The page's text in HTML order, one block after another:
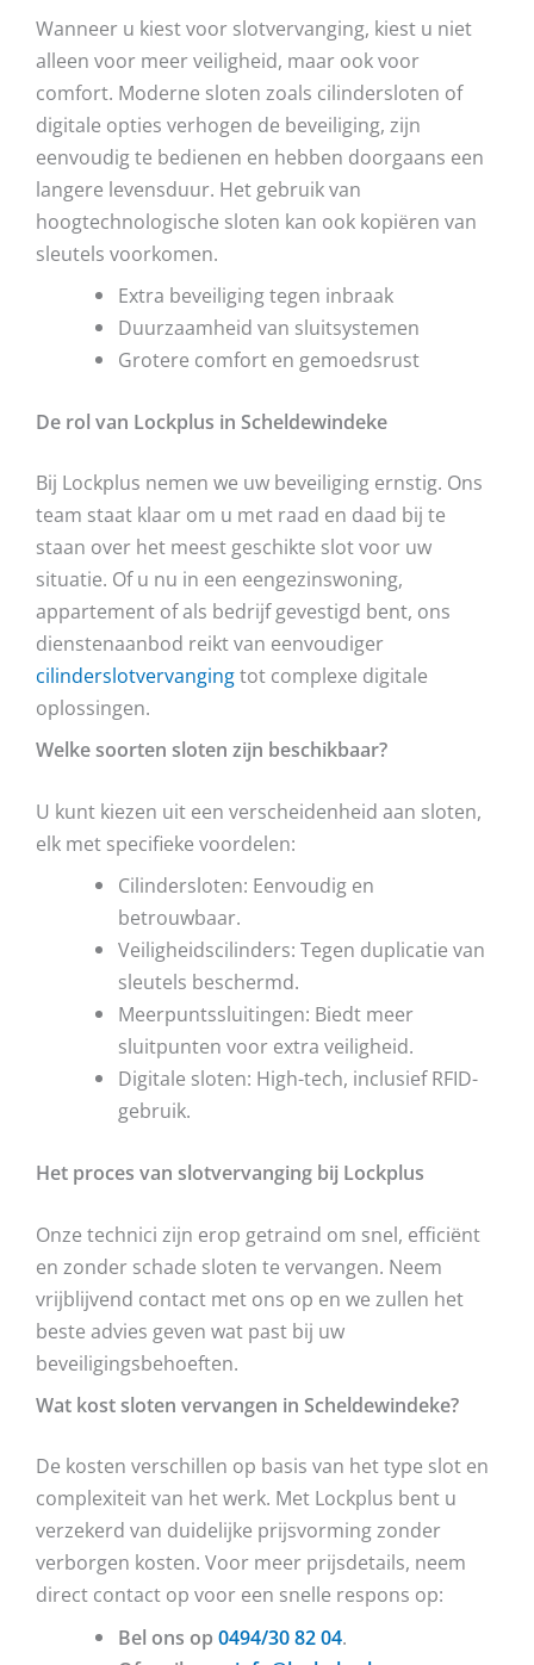
Wanneer u kiest voor slotvervanging, kiest u niet
alleen voor meer veiligheid, maar ook voor
comfort. Moderne sloten zoals cilindersloten of
digitale opties verhogen de beveiliging, zijn
eenvoudig te bedienen en hebben doorgaans een
langere levensduur. Het gebruik van
hoogtechnologische sloten kan ook kopiëren van
sleutels voorkomen.
Extra beveiliging tegen inbraak
Duurzaamheid van sluitsystemen
Grotere comfort en gemoedsrust
De rol van Lockplus in Scheldewindeke
Bij Lockplus nemen we uw beveiliging ernstig. Ons
team staat klaar om u met raad en daad bij te
staan over het meest geschikte slot voor uw
situatie. Of u nu in een eengezinswoning,
appartement of als bedrijf gevestigd bent, ons
dienstenaanbod reikt van eenvoudiger
cilinderslotvervangingtot complexe digitale
oplossingen.
Welke soorten sloten zijn beschikbaar?
U kunt kiezen uit een verscheidenheid aan sloten,
elk met specifieke voordelen:
Cilindersloten: Eenvoudig en
betrouwbaar.
Veiligheidscilinders: Tegen duplicatie van
sleutels beschermd.
Meerpuntssluitingen: Biedt meer
sluitpunten voor extra veiligheid.
Digitale sloten: High-tech, inclusief RFID-
gebruik.
Het proces van slotvervanging bij Lockplus
Onze technici zijn erop getraind om snel, efficiënt
en zonder schade sloten te vervangen. Neem
vrijblijvend contact met ons op en we zullen het
beste advies geven wat past bij uw
beveiligingsbehoeften.
Wat kost sloten vervangen in Scheldewindeke?
De kosten verschillen op basis van het type slot en
complexiteit van het werk. Met Lockplus bent u
verzekerd van duidelijke prijsvorming zonder
verborgen kosten. Voor meer prijsdetails, neem
direct contact op voor een snelle respons op:
Bel ons op0494/30 82 04.